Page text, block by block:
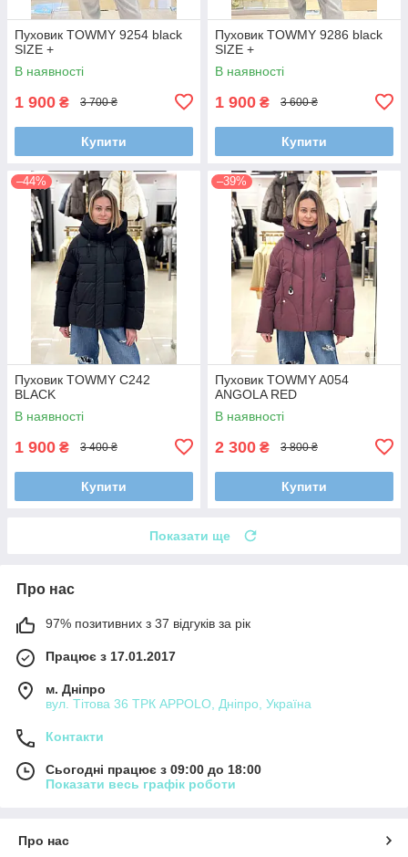
Пуховик TOWMY 9254 black
SIZE +
В наявності
1 900 ₴ 3 700 ₴
Купити
Пуховик TOWMY 9286 black
SIZE +
В наявності
1 900 ₴ 3 600 ₴
Купити
–44%
Пуховик TOWMY C242
BLACK
В наявності
1 900 ₴ 3 400 ₴
Купити
–39%
Пуховик TOWMY A054
ANGOLA RED
В наявності
2 300 ₴ 3 800 ₴
Купити
Показати ще
Про нас
97% позитивних з 37 відгуків за рік
Працює з 17.01.2017
м. Дніпро
вул. Тітова 36 ТРК APPOLO, Дніпро, Україна
Контакти
Сьогодні працює з 09:00 до 18:00
Показати весь графік роботи
Про нас